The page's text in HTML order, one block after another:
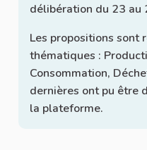
délibération du 23 au
Les propositions sont
thématiques :
Consommation,
dernières ont pu être
la plateforme.